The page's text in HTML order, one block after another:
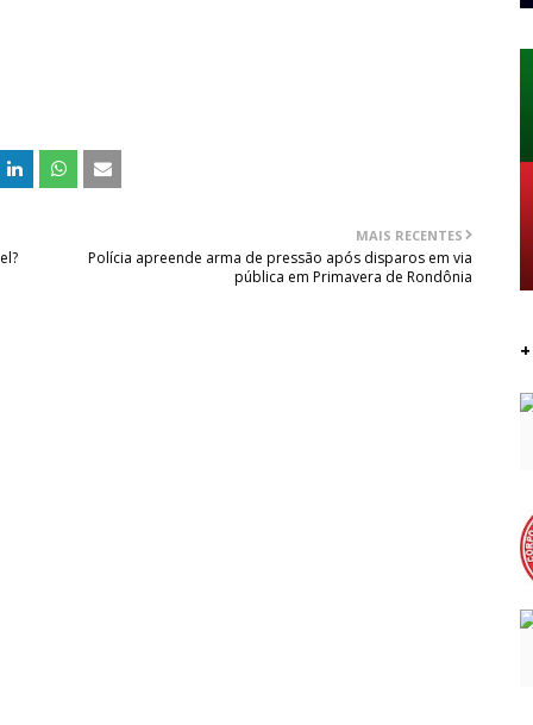
MAIS RECENTES
Polícia apreende arma de pressão após disparos em via
pública em Primavera de Rondônia